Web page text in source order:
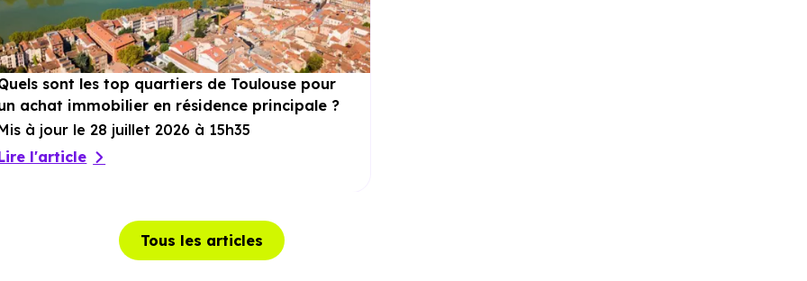
sont les top quartiers de Toulouse pour
achat immobilier en résidence principale ?
à jour le 28 juillet 2026 à 15h35
l'article
Tous les articles